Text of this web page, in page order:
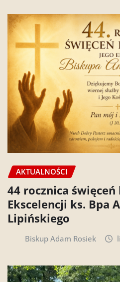
AKTUALNOŚCI
44 rocznica święceń
Ekscelencji ks. Bpa
Lipińskiego
Biskup Adam Rosiek